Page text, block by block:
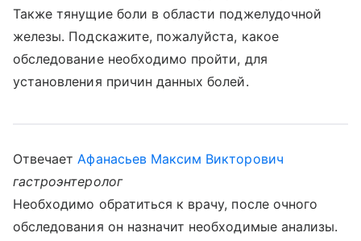
Также тянущие боли в области поджелудочной
железы. Подскажите, пожалуйста, какое
обследование необходимо пройти, для
установления причин данных болей.
ОтвечаетАфанасьев Максим Викторович
гастроэнтеролог
Необходимо обратиться к врачу, после очного
обследования он назначит необходимые анализы.